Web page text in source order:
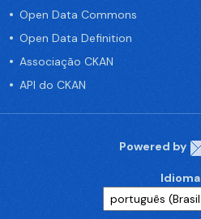
Open Data Commons
Open Data Definition
Associação CKAN
API do CKAN
Powered by
Idioma